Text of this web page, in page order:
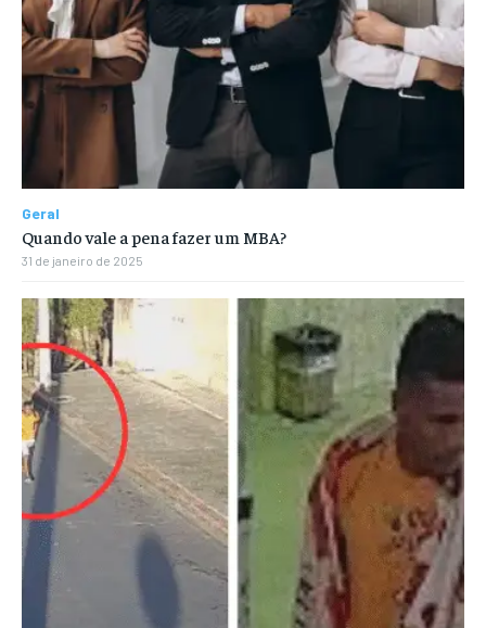
Geral
Quando vale a pena fazer um MBA?
31 de janeiro de 2025